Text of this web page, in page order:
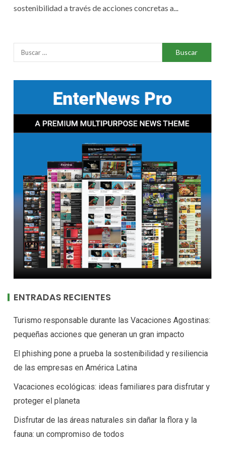
sostenibilidad a través de acciones concretas a...
ENTRADAS RECIENTES
Turismo responsable durante las Vacaciones Agostinas:
pequeñas acciones que generan un gran impacto
El phishing pone a prueba la sostenibilidad y resiliencia
de las empresas en América Latina
Vacaciones ecológicas: ideas familiares para disfrutar y
proteger el planeta
Disfrutar de las áreas naturales sin dañar la flora y la
fauna: un compromiso de todos